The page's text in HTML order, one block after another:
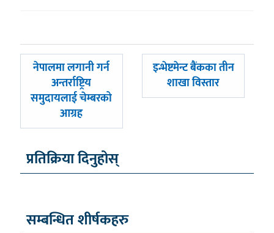
पछिल्लाे
नेपालमा लगानी गर्न
अन्तर्राष्ट्रिय
समुदायलाई चेम्बरको
आग्रह
अघिल्लाे
इन्भेष्टमेन्ट बैंकका तीन
शाखा विस्तार
प्रतिक्रिया दिनुहोस्
सम्बन्धित शीर्षकहरु